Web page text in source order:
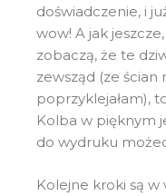
doświadczenie, i
wow! A jak
zobaczą, że te
zewsząd (ze ścian
poprzyklejałam),
Kolba w pięknym
do wydruku
Kolejne kroki są